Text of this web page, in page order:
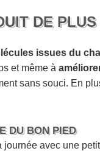
DE
issues du
et même à
sans souci. En
DU BON PIED
avec une